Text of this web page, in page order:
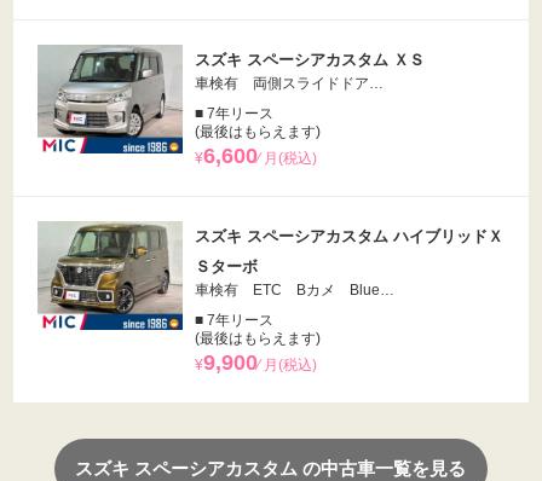
スズキ スペーシアカスタム ＸＳ
車検有 両側スライドドア…
■ 7年リース
(最後はもらえます)
¥6,600⁄ 月(税込)
スズキ スペーシアカスタム ハイブリッドＸ
Ｓターボ
車検有 ETC Bカメ Blue…
■ 7年リース
(最後はもらえます)
¥9,900⁄ 月(税込)
スズキ スペーシアカスタム の中古車一覧を見る